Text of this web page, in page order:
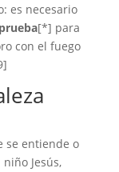
es necesario
prueba[*] para
con el fuego
se entiende o
Jesús,